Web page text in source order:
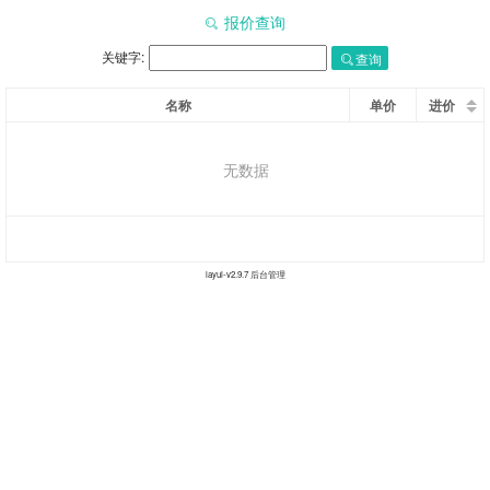
报价查询
关键字: 查询
名称 单价 进价
无数据
layui-v2.9.7 后台管理